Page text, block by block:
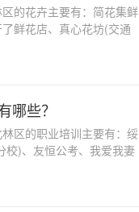
的花卉主要有：简花集鲜
鲜花店、真心花坊(交通
哪些？
区的职业培训主要有：绥
校)、友恒公考、我爱我妻